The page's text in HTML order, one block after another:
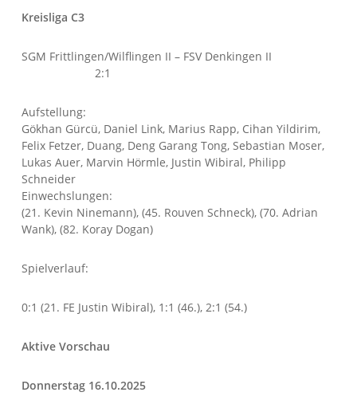
Kreisliga C3
SGM Frittlingen/Wilflingen II – FSV Denkingen II
2:1
Aufstellung:
Gökhan Gürcü, Daniel Link, Marius Rapp, Cihan Yildirim,
Felix Fetzer, Duang, Deng Garang Tong, Sebastian Moser,
Lukas Auer, Marvin Hörmle, Justin Wibiral, Philipp
Schneider
Einwechslungen:
(21. Kevin Ninemann), (45. Rouven Schneck), (70. Adrian
Wank), (82. Koray Dogan)
Spielverlauf:
0:1 (21. FE Justin Wibiral), 1:1 (46.), 2:1 (54.)
Aktive Vorschau
Donnerstag 16.10.2025